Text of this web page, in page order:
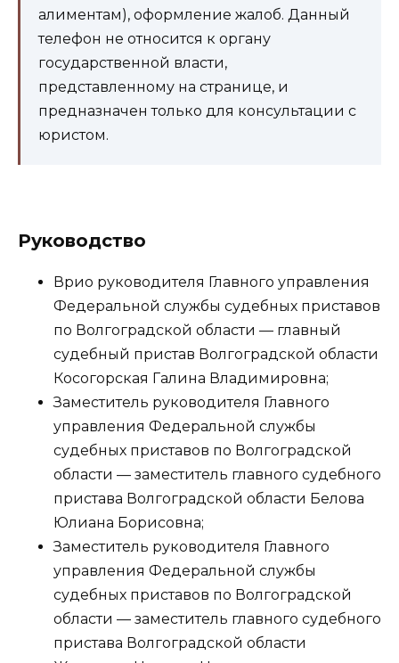
алиментам), оформление жалоб. Данный
телефон не относится к органу
государственной власти,
представленному на странице, и
предназначен только для консультации с
юристом.
Руководство
Врио руководителя Главного управления
Федеральной службы судебных приставов
по Волгоградской области — главный
судебный пристав Волгоградской области
Косогорская Галина Владимировна;
Заместитель руководителя Главного
управления Федеральной службы
судебных приставов по Волгоградской
области — заместитель главного судебного
пристава Волгоградской области Белова
Юлиана Борисовна;
Заместитель руководителя Главного
управления Федеральной службы
судебных приставов по Волгоградской
области — заместитель главного судебного
пристава Волгоградской области